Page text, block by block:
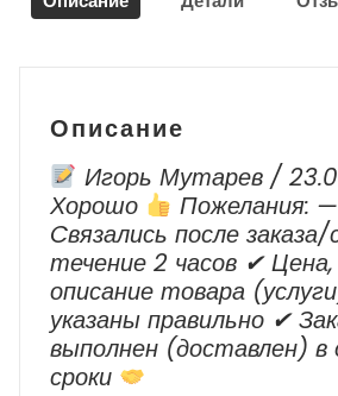
Описание
Игорь Мутарев /
Хорошо
Пожелания:
Cвязались после
течение 2 часов ✔ Цена,
описание товара
указаны правильно ✔
выполнен (доставлен) в
сроки